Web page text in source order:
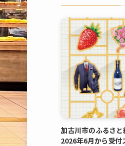
加古川市のふるさ
2026年6月から受付